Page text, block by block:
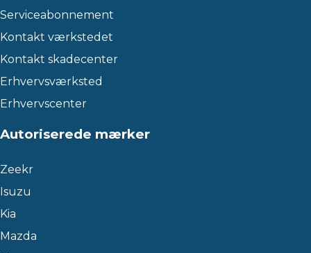
Serviceabonnement
Kontakt værkstedet
Kontakt skadecenter
Erhvervsværksted
Erhvervscenter
Autoriserede mærker
Zeekr
Isuzu
Kia
Mazda